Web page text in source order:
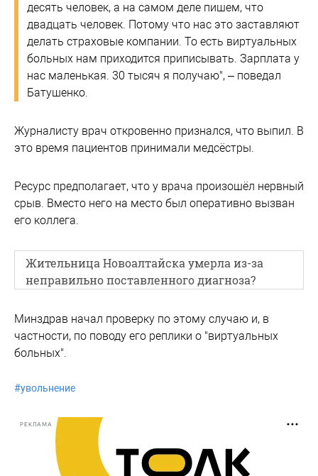
десять человек, а на самом деле пишем, что
двадцать человек. Потому что нас это заставляют
делать страховые компании. То есть виртуальных
больных нам приходится приписывать. Зарплата у
нас маленькая. 30 тысяч я получаю", – поведал
Батушенко.
Журналисту врач откровенно признался, что выпил. В
это время пациентов принимали медсёстры.
Ресурс предполагает, что у врача произошёл нервный
срыв. Вместо него на место был оперативно вызван
его коллега.
Жительница Новоалтайска умерла из-за
неправильно поставленного диагноза?
Минздрав начал проверку по этому случаю и, в
частности, по поводу его реплики о "виртуальных
больных".
#увольнение
РЕКЛАМА